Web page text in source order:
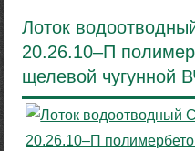
Лоток
20.26.10–П
щелевой чугунной